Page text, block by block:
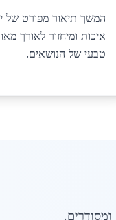
איכות ומיחזור לאורך
טבעי של הנושאים.